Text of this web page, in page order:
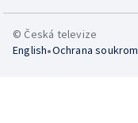
© Česká televize
English•Ochrana